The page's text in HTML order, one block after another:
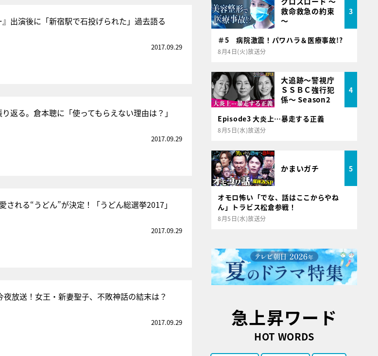
出演後に「新宿駅で石投げられた」過去語る
2017.09.29
返る。倉本聰に「使ってもらえない理由は？」
2017.09.29
れる“うどん”が決定！「うどん総選挙2017」
2017.09.29
夜放送！女王・新妻聖子、不敗神話の結末は？
2017.09.29
救命救急の約束
～
3
＃5 病院激震！パワハラ＆医療事故!?
8月4日(火)放送分
大追跡～警視庁
ＳＳＢＣ強行犯
係～ Season2
4
Episode3 大炎上…暴走する正義
8月5日(水)放送分
かまいガチ 5
オモロ怖い「でな、話はここからやね
ん」トラビス松倉参戦！
8月5日(水)放送分
急上昇ワード
HOT WORDS